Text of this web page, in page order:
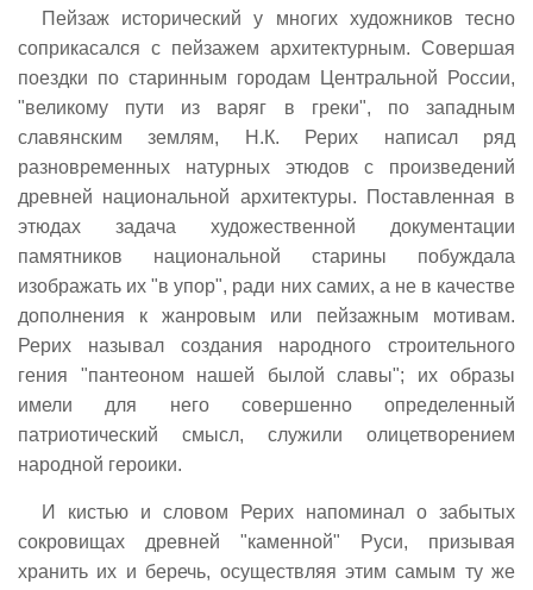
Пейзаж исторический у многих художников тесно
соприкасался с пейзажем архитектурным. Совершая
поездки по старинным городам Центральной России,
"великому пути из варяг в греки", по западным
славянским землям, Н.К. Рерих написал ряд
разновременных натурных этюдов с произведений
древней национальной архитектуры. Поставленная в
этюдах задача художественной документации
памятников национальной старины побуждала
изображать их "в упор", ради них самих, а не в качестве
дополнения к жанровым или пейзажным мотивам.
Рерих называл создания народного строительного
гения "пантеоном нашей былой славы"; их образы
имели для него совершенно определенный
патриотический смысл, служили олицетворением
народной героики.
И кистью и словом Рерих напоминал о забытых
сокровищах древней "каменной" Руси, призывая
хранить их и беречь, осуществляя этим самым ту же